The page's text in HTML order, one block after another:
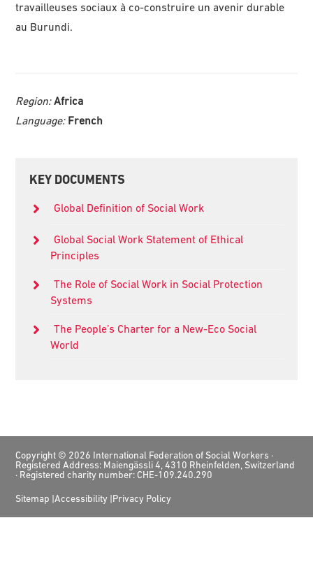
travailleuses sociaux à co-construire un avenir durable
au Burundi.
Region:Africa
Language: French
Primary
KEY DOCUMENTS
Global Definition of Social Work
Global Social Work Statement of Ethical
Principles
The Role of Social Work in Social Protection
Systems
The People’s Charter for a New-Eco Social
World
Footer
Copyright © 2026 International Federation of Social Workers ·
Registered Address: Maiengässli 4, 4310 Rheinfelden, Switzerland
· Registered charity number: CHE-109.240.290
Sitemap Accessibility Privacy Policy